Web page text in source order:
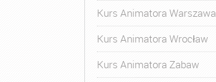
Kurs Animatora Warszawa
Kurs Animatora Wrocław
Kurs Animatora Zabaw